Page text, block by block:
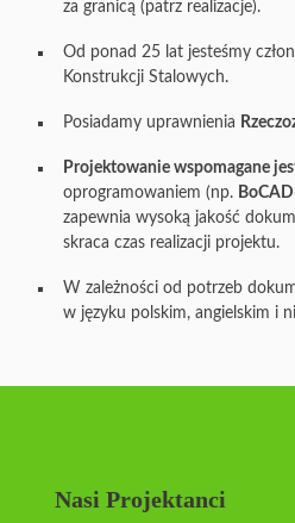
za granicą (patrz realizacje).
Od ponad 25 lat jesteśmy
Konstrukcji Stalowych.
Posiadamy uprawnienia
Projektowanie wspomagane
oprogramowaniem (np.
zapewnia wysoką jakość
skraca czas realizacji projektu.
W zależności od potrzeb
w języku polskim, angielskim i
Nasi Projektanci